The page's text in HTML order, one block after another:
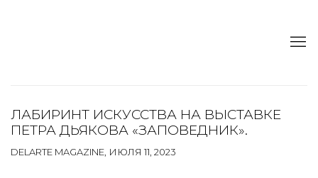
ЛАБИРИНТ ИСКУССТВА НА ВЫСТАВКЕ
ПЕТРА ДЬЯКОВА «ЗАПОВЕДНИК».
DELARTE MAGAZINE, ИЮЛЯ 11, 2023